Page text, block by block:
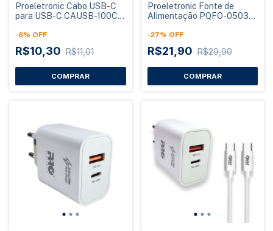
Proeletronic Cabo USB-C
para USB-C CAUSB-100CC
-6% OFF
R$10,30 R$11,01
Proeletronic Fonte de
Alimentação PQFO-0503A
-27% OFF
R$21,90 R$29,90